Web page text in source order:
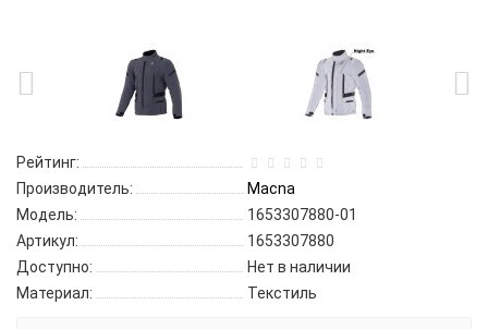
Рейтинг:
Производитель:
Macna
Модель:
1653307880-01
Артикул:
1653307880
Доступно:
Нет в наличии
Материал:
Текстиль